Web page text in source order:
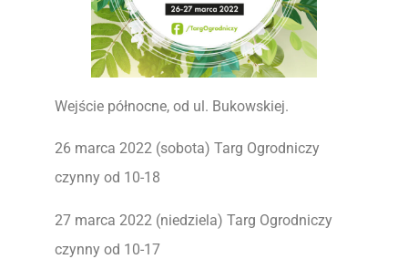
Wejście północne, od ul. Bukowskiej.
26 marca 2022 (sobota) Targ Ogrodniczy
czynny od 10-18
27 marca 2022 (niedziela) Targ Ogrodniczy
czynny od 10-17